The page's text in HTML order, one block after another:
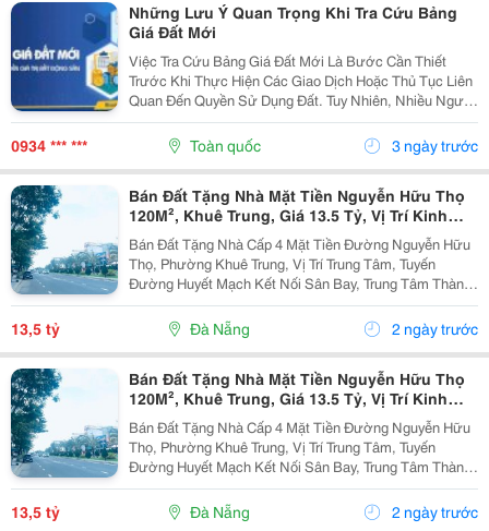
Những Lưu Ý Quan Trọng Khi Tra Cứu Bảng
Giá Đất Mới
Việc Tra Cứu Bảng Giá Đất Mới Là Bước Cần Thiết
Trước Khi Thực Hiện Các Giao Dịch Hoặc Thủ Tục Liên
Quan Đến Quyền Sử Dụng Đất. Tuy Nhiên, Nhiều Người
Vẫn Nhầm Lẫn Giữa Bảng Giá Đất Và Giá Trị Thực Tế
Của Bất Động Sản, Dẫn Đến Những Đánh Giá Chưa...
0934 *** *** Toàn quốc 3 ngày trước
Bán Đất Tặng Nhà Mặt Tiền Nguyễn Hữu Thọ
120M², Khuê Trung, Giá 13.5 Tỷ, Vị Trí Kinh
Doanh Đẹp
Bán Đất Tặng Nhà Cấp 4 Mặt Tiền Đường Nguyễn Hữu
Thọ, Phường Khuê Trung, Vị Trí Trung Tâm, Tuyến
Đường Huyết Mạch Kết Nối Sân Bay, Trung Tâm Thành
Phố Và Các Khu Thương Mại Sầm Uất. Thông Tin Bất
Động Sản: Địa Chỉ: Mặt Tiền Nguyễn Hữu Thọ, Gần
13,5 tỷ Đà Nẵng 2 ngày trước
Bán Đất Tặng Nhà Mặt Tiền Nguyễn Hữu Thọ
120M², Khuê Trung, Giá 13.5 Tỷ, Vị Trí Kinh
Doanh Đẹp
Bán Đất Tặng Nhà Cấp 4 Mặt Tiền Đường Nguyễn Hữu
Thọ, Phường Khuê Trung, Vị Trí Trung Tâm, Tuyến
Đường Huyết Mạch Kết Nối Sân Bay, Trung Tâm Thành
Phố Và Các Khu Thương Mại Sầm Uất. Thông Tin Bất
Động Sản: Địa Chỉ: Mặt Tiền Nguyễn Hữu Thọ, Gần
13,5 tỷ Đà Nẵng 2 ngày trước